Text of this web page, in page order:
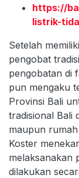
https://
listrik-
Setelah
pengobat
pengobatan di
pun mengaku
Provinsi Bali
tradisional Bali
maupun
Koster
melaksanakan
dilakukan